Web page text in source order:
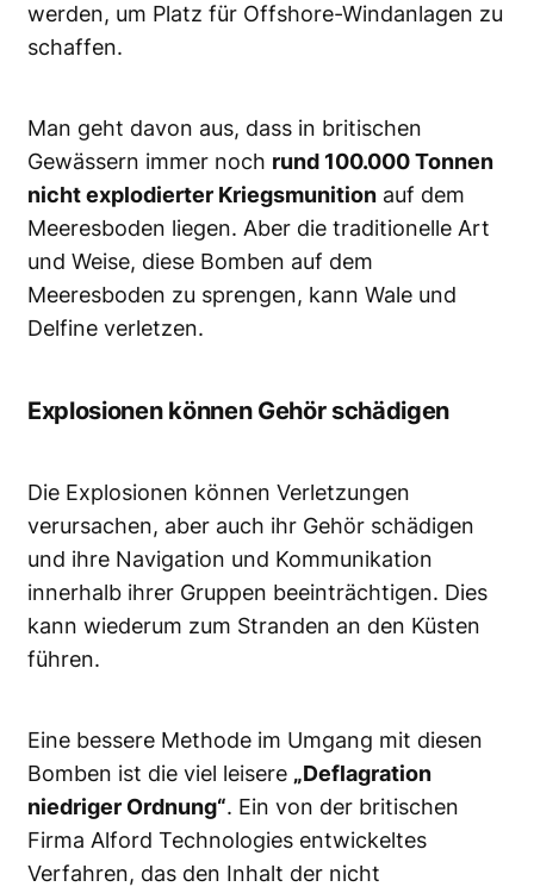
werden, um Platz für Offshore-Windanlagen zu
schaffen.
Man geht davon aus, dass in britischen
Gewässern immer noch rund 100.000 Tonnen
nicht explodierter Kriegsmunition auf dem
Meeresboden liegen. Aber die traditionelle Art
und Weise, diese Bomben auf dem
Meeresboden zu sprengen, kann Wale und
Delfine verletzen.
Explosionen können Gehör schädigen
Die Explosionen können Verletzungen
verursachen, aber auch ihr Gehör schädigen
und ihre Navigation und Kommunikation
innerhalb ihrer Gruppen beeinträchtigen. Dies
kann wiederum zum Stranden an den Küsten
führen.
Eine bessere Methode im Umgang mit diesen
Bomben ist die viel leisere „Deflagration
niedriger Ordnung“. Ein von der britischen
Firma Alford Technologies entwickeltes
Verfahren, das den Inhalt der nicht